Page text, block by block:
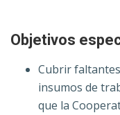
Objetivos
Cubrir
insumos de
que la